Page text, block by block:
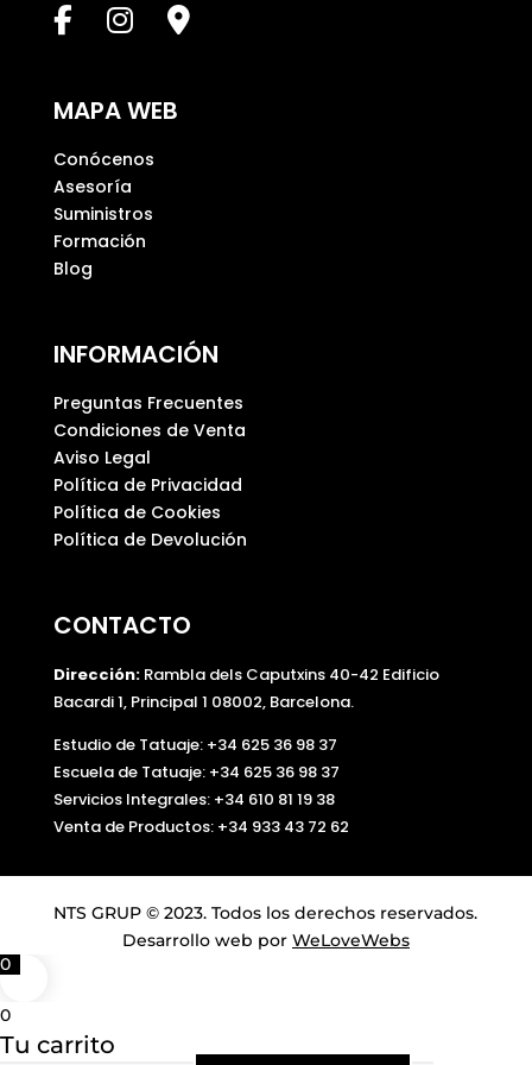
a
o
a
c
í
o
.
MAPA WEB
Conócenos
Asesoría
Suministros
Formación
Blog
INFORMACIÓN
Preguntas Frecuentes
Condiciones de Venta
Aviso Legal
Política de Privacidad
Política de Cookies
Política de Devolución
CONTACTO
Dirección:Rambla dels Caputxins 40-42 Edificio
Bacardi 1, Principal 1 08002, Barcelona.
Estudio de Tatuaje: +34 625 36 98 37
Escuela de Tatuaje: +34 625 36 98 37
Servicios Integrales: +34 610 81 19 38
Venta de Productos: +34 933 43 72 62
NTS GRUP © 2023. Todos los derechos reservados.
Desarrollo web por WeLoveWebs
0
0
Tu carrito